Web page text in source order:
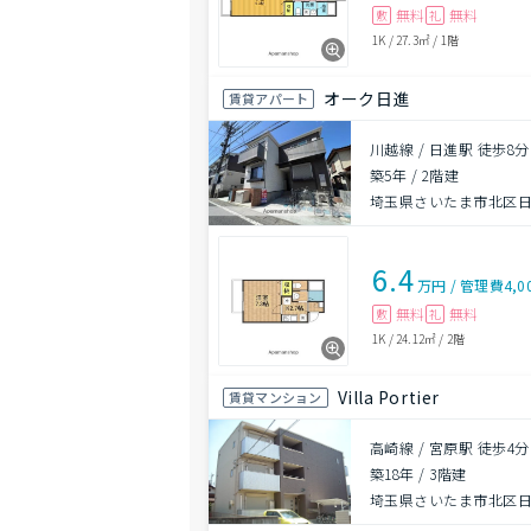
敷 無料 礼 無料
1K / 27.3㎡ / 1階
賃貸アパート オーク日進
川越線 / 日進駅 徒歩8分
築5年 / 2階建
埼玉県さいたま市北区
6.4万円 /管理費
敷 無料 礼 無料
1K / 24.12㎡ / 2階
賃貸マンション Villa Portier
高崎線 / 宮原駅 徒歩4分
築18年 / 3階建
埼玉県さいたま市北区